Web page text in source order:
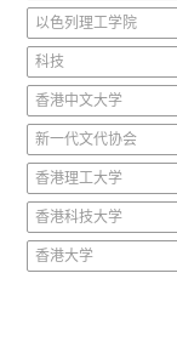
以色列理工学院
科技
香港中文大学
新一代文代协会
香港理工大学
香港科技大学
香港大学